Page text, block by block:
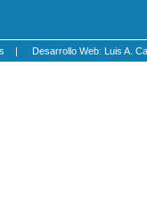
| Desarrollo Web: Luis